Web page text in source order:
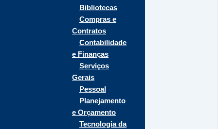
Bibliotecas
Compras e
Contratos
Contabilidade
e Finanças
Serviços
Gerais
Pessoal
Planejamento
e Orçamento
Tecnologia da